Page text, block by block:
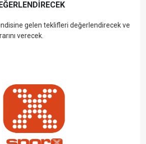
gelen teklifleri değerlendirecek ve
verecek.